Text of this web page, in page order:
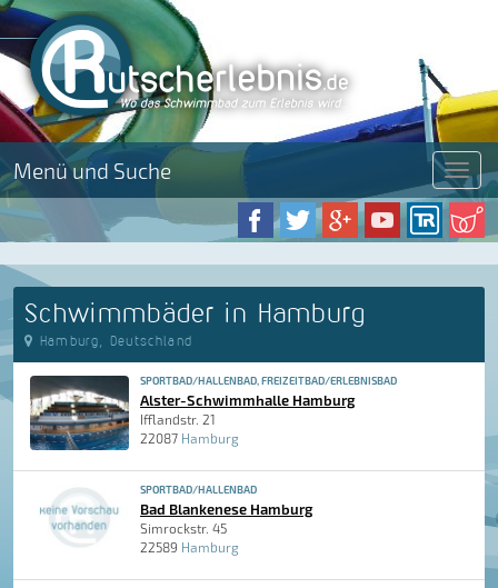
Menü und Suche Menü
Schwimmbäder in Hamburg
Hamburg, Deutschland
SPORTBAD/HALLENBAD, FREIZEITBAD/ERLEBNISBAD
Alster-Schwimmhalle Hamburg
Ifflandstr. 21
22087 Hamburg
SPORTBAD/HALLENBAD
Bad Blankenese Hamburg
Simrockstr. 45
22589 Hamburg